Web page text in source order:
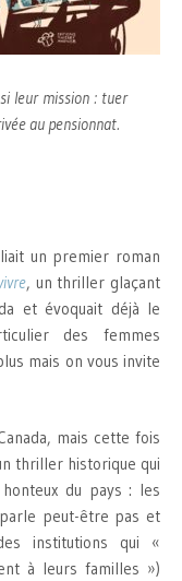
leur mission : tuer
au pensionnat.
un premier roman
, un thriller glaçant
et évoquait déjà le
des femmes
mais on vous invite
mais cette fois
thriller historique qui
du pays : les
peut-être pas et
institutions qui «
à leurs familles »)